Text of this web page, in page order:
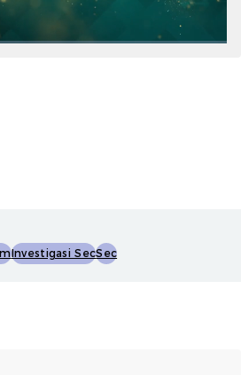
Investigasi SecSec